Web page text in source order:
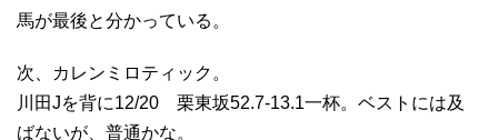
馬が最後と分かっている。
次、カレンミロティック。
川田Jを背に12/20 栗東坂52.7-13.1一杯。ベストには及
ばないが、普通かな。